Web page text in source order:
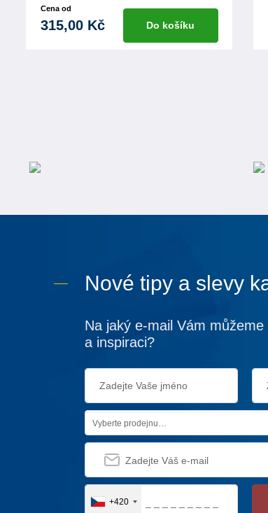
Cena od
315,00 Kč Do košíku
Nové tipy a slevy
Na jaký e-mail Vám
a inspiraci?
Vyberte prodejnu…
+420